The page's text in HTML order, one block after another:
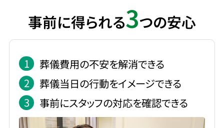
事前に得られる3つの安心
1
葬儀費用の不安を解消できる
2
葬儀当日の行動をイメージできる
3
事前にスタッフの対応を確認できる